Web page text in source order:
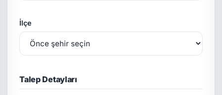
İlçe
Talep Detayları